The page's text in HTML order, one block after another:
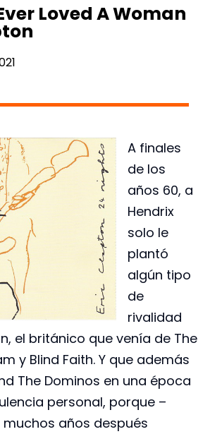
Loved A Woman
A finales
de los
años 60, a
Hendrix
solo le
plantó
algún tipo
de
rivalidad
el británico que venía de The
y Blind Faith. Y que además
The Dominos en una época
personal, porque –
años después